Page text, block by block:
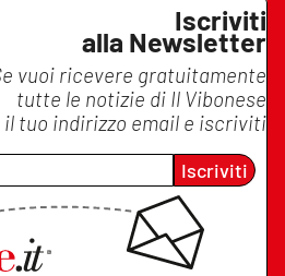
Iscriviti
alla Newsletter
vuoi ricevere gratuitamente
tutte le notizie di Il Vibonese
il tuo indirizzo email e iscriviti
Iscriviti